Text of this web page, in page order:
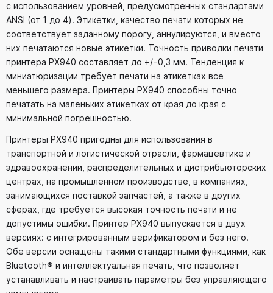
с использованием уровней, предусмотренных стандартами
ANSI (от 1 до 4). Этикетки, качество печати которых не
соответствует заданному порогу, аннулируются, и вместо
них печатаются новые этикетки. Точность приводки печати
принтера PX940 составляет до +/−0,3 мм. Тенденция к
миниатюризации требует печати на этикетках все
меньшего размера. Принтеры PX940 способны точно
печатать на маленьких этикетках от края до края с
минимальной погрешностью.
Принтеры PX940 пригодны для использования в
транспортной и логистической отрасли, фармацевтике и
здравоохранении, распределительных и дистрибьюторских
центрах, на промышленном производстве, в компаниях,
занимающихся поставкой запчастей, а также в других
сферах, где требуется высокая точность печати и не
допустимы ошибки. Принтер PX940 выпускается в двух
версиях: с интегрированным верификатором и без него.
Обе версии оснащены такими стандартными функциями, как
Bluetooth® и интеллектуальная печать, что позволяет
устанавливать и настраивать параметры без управляющего